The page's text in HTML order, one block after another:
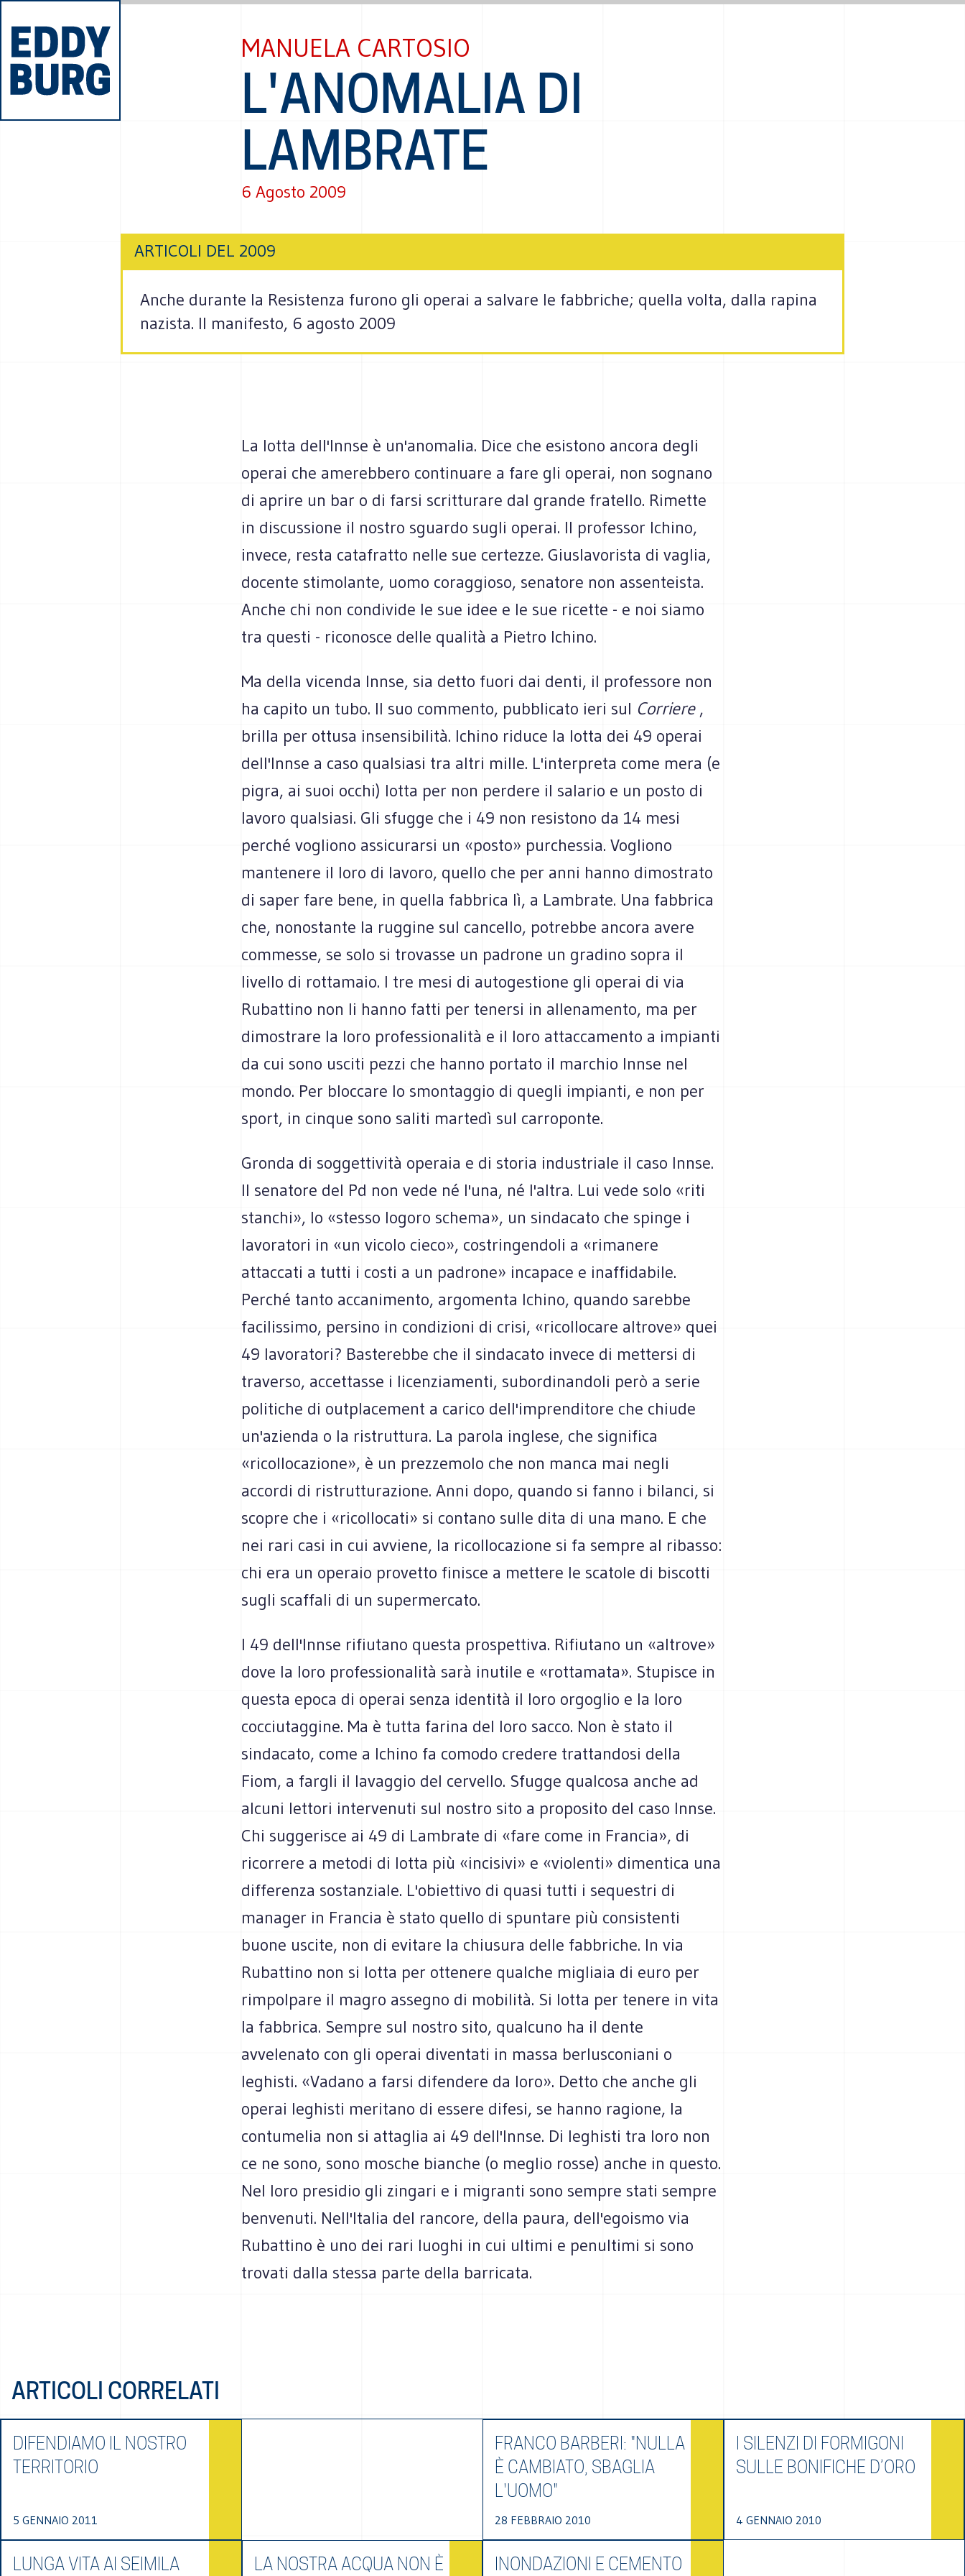
MANUELA CARTOSIO
L'ANOMALIA DI
LAMBRATE
6 Agosto 2009
ARTICOLI DEL 2009
Anche durante la Resistenza furono gli operai a salvare le fabbriche; quella volta, dalla rapina
nazista. Il manifesto, 6 agosto 2009
La lotta dell'Innse è un'anomalia. Dice che esistono ancora degli
operai che amerebbero continuare a fare gli operai, non sognano
di aprire un bar o di farsi scritturare dal grande fratello. Rimette
in discussione il nostro sguardo sugli operai. Il professor Ichino,
invece, resta catafratto nelle sue certezze. Giuslavorista di vaglia,
docente stimolante, uomo coraggioso, senatore non assenteista.
Anche chi non condivide le sue idee e le sue ricette - e noi siamo
tra questi - riconosce delle qualità a Pietro Ichino.
Ma della vicenda Innse, sia detto fuori dai denti, il professore non
ha capito un tubo. Il suo commento, pubblicato ieri sul Corriere,
brilla per ottusa insensibilità. Ichino riduce la lotta dei 49 operai
dell'Innse a caso qualsiasi tra altri mille. L'interpreta come mera (e
pigra, ai suoi occhi) lotta per non perdere il salario e un posto di
lavoro qualsiasi. Gli sfugge che i 49 non resistono da 14 mesi
perché vogliono assicurarsi un «posto» purchessia. Vogliono
mantenere il loro di lavoro, quello che per anni hanno dimostrato
di saper fare bene, in quella fabbrica lì, a Lambrate. Una fabbrica
che, nonostante la ruggine sul cancello, potrebbe ancora avere
commesse, se solo si trovasse un padrone un gradino sopra il
livello di rottamaio. I tre mesi di autogestione gli operai di via
Rubattino non li hanno fatti per tenersi in allenamento, ma per
dimostrare la loro professionalità e il loro attaccamento a impianti
da cui sono usciti pezzi che hanno portato il marchio Innse nel
mondo. Per bloccare lo smontaggio di quegli impianti, e non per
sport, in cinque sono saliti martedì sul carroponte.
Gronda di soggettività operaia e di storia industriale il caso Innse.
Il senatore del Pd non vede né l'una, né l'altra. Lui vede solo «riti
stanchi», lo «stesso logoro schema», un sindacato che spinge i
lavoratori in «un vicolo cieco», costringendoli a «rimanere
attaccati a tutti i costi a un padrone» incapace e inaffidabile.
Perché tanto accanimento, argomenta Ichino, quando sarebbe
facilissimo, persino in condizioni di crisi, «ricollocare altrove» quei
49 lavoratori? Basterebbe che il sindacato invece di mettersi di
traverso, accettasse i licenziamenti, subordinandoli però a serie
politiche di outplacement a carico dell'imprenditore che chiude
un'azienda o la ristruttura. La parola inglese, che significa
«ricollocazione», è un prezzemolo che non manca mai negli
accordi di ristrutturazione. Anni dopo, quando si fanno i bilanci, si
scopre che i «ricollocati» si contano sulle dita di una mano. E che
nei rari casi in cui avviene, la ricollocazione si fa sempre al ribasso:
chi era un operaio provetto finisce a mettere le scatole di biscotti
sugli scaffali di un supermercato.
I 49 dell'Innse rifiutano questa prospettiva. Rifiutano un «altrove»
dove la loro professionalità sarà inutile e «rottamata». Stupisce in
questa epoca di operai senza identità il loro orgoglio e la loro
cocciutaggine. Ma è tutta farina del loro sacco. Non è stato il
sindacato, come a Ichino fa comodo credere trattandosi della
Fiom, a fargli il lavaggio del cervello. Sfugge qualcosa anche ad
alcuni lettori intervenuti sul nostro sito a proposito del caso Innse.
Chi suggerisce ai 49 di Lambrate di «fare come in Francia», di
ricorrere a metodi di lotta più «incisivi» e «violenti» dimentica una
differenza sostanziale. L'obiettivo di quasi tutti i sequestri di
manager in Francia è stato quello di spuntare più consistenti
buone uscite, non di evitare la chiusura delle fabbriche. In via
Rubattino non si lotta per ottenere qualche migliaia di euro per
rimpolpare il magro assegno di mobilità. Si lotta per tenere in vita
la fabbrica. Sempre sul nostro sito, qualcuno ha il dente
avvelenato con gli operai diventati in massa berlusconiani o
leghisti. «Vadano a farsi difendere da loro». Detto che anche gli
operai leghisti meritano di essere difesi, se hanno ragione, la
contumelia non si attaglia ai 49 dell'Innse. Di leghisti tra loro non
ce ne sono, sono mosche bianche (o meglio rosse) anche in questo.
Nel loro presidio gli zingari e i migranti sono sempre stati sempre
benvenuti. Nell'Italia del rancore, della paura, dell'egoismo via
Rubattino è uno dei rari luoghi in cui ultimi e penultimi si sono
trovati dalla stessa parte della barricata.
ARTICOLI CORRELATI
DIFENDIAMO IL NOSTRO
TERRITORIO
5 GENNAIO 2011
FRANCO BARBERI: "NULLA
È CAMBIATO, SBAGLIA
L'UOMO"
28 FEBBRAIO 2010
I SILENZI DI FORMIGONI
SULLE BONIFICHE D’ORO
4 GENNAIO 2010
LUNGA VITA AI SEIMILA LA NOSTRA ACQUA NON È INONDAZIONI E CEMENTO